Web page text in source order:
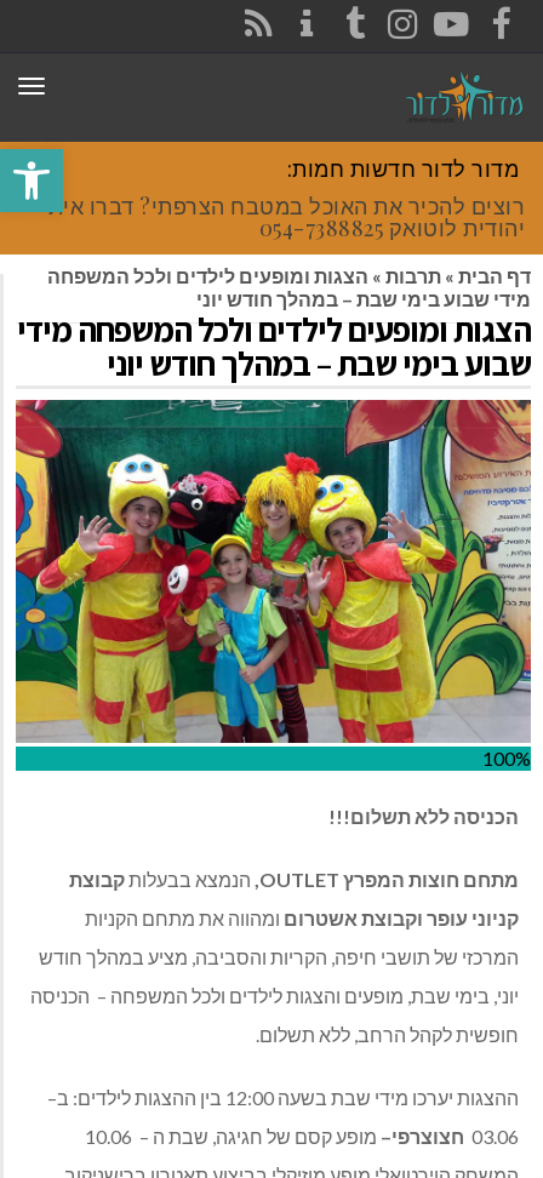
פתח
FACEBOOK
YOUTUBE
INSTAGRAM
TUMBLR
מדור לדור חדשות חמות:
רוצים להכיר את האוכל במטבח הצרפתי? דברו איתי
יהודית לוטואק 054-7388825.
דף הבית » תרבות » הצגות ומופעים לילדים ולכל המשפחה
מידי שבוע בימי שבת – במהלך חודש יוני
הצגות ומופעים לילדים ולכל המשפחה מידי
שבוע בימי שבת – במהלך חודש יוני
100%
הכניסה ללאתשלום!!!
מתחם חוצות המפרץ הנמצא בבעלותקבוצת
קניוני עופר וקבוצת אשטרום ומהווה את מתחם הקניות
המרכזי של תושבי חיפה, הקריות והסביבה, מציע במהלך חודש
יוני, בימי שבת, מופעים והצגות לילדים ולכל המשפחה – הכניסה
חופשית לקהל הרחב, ללא תשלום.
ההצגות יערכו מידי שבת בשעה בין ההצגות לילדים: ב–
03.06 חצוצרפי– מופע קסם של חגיגה, שבת ה –
10.06